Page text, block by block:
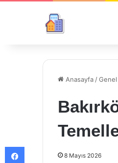
Anasayfa /Genel
8 Mayıs 2026
Facebook